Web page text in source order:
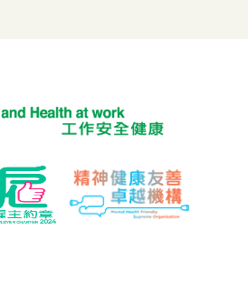
人员训练课程
安全训练课程
物质相关规例网上公开讲座
医护服务业之「拒绝压力爆煲：
压之道」网上讲座
工作间】重拾健康由「戒烟」做